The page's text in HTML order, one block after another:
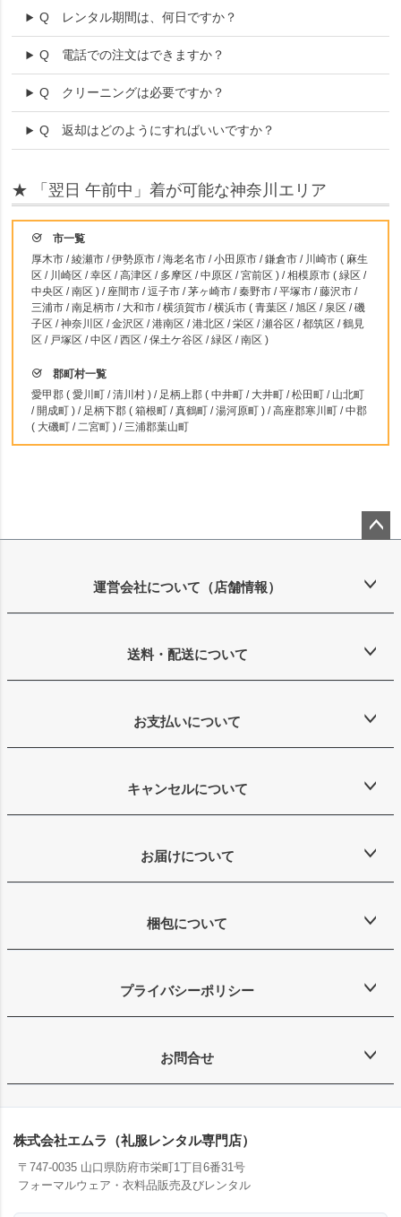
Q レンタル期間は、何日ですか？
Q 電話での注文はできますか？
Q クリーニングは必要ですか？
Q 返却はどのようにすればいいですか？
★ 「翌日 午前中」着が可能な神奈川エリア
市一覧
厚木市 / 綾瀬市 / 伊勢原市 / 海老名市 / 小田原市 / 鎌倉市 / 川崎市 ( 麻生
区 / 川崎区 / 幸区 / 高津区 / 多摩区 / 中原区 / 宮前区 ) / 相模原市 ( 緑区 /
中央区 / 南区 ) / 座間市 / 逗子市 / 茅ヶ崎市 / 秦野市 / 平塚市 / 藤沢市 /
三浦市 / 南足柄市 / 大和市 / 横須賀市 / 横浜市 ( 青葉区 / 旭区 / 泉区 / 磯
子区 / 神奈川区 / 金沢区 / 港南区 / 港北区 / 栄区 / 瀬谷区 / 都筑区 / 鶴見
区 / 戸塚区 / 中区 / 西区 / 保土ケ谷区 / 緑区 / 南区 )
郡町村一覧
愛甲郡 ( 愛川町 / 清川村 ) / 足柄上郡 ( 中井町 / 大井町 / 松田町 / 山北町
/ 開成町 ) / 足柄下郡 ( 箱根町 / 真鶴町 / 湯河原町 ) / 高座郡寒川町 / 中郡
( 大磯町 / 二宮町 ) / 三浦郡葉山町
ップ
運営会社について（店舗情報）
送料・配送について
お支払いについて
キャンセルについて
お届けについて
梱包について
プライバシーポリシー
お問合せ
株式会社エムラ（礼服レンタル専門店）
〒747-0035 山口県防府市栄町1丁目6番31号
フォーマルウェア・衣料品販売及びレンタル